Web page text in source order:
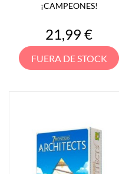
¡CAMPEONES!
Precio
21,99 €
FUERA DE STOCK